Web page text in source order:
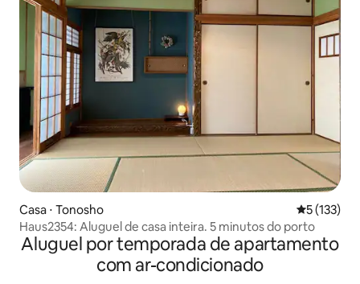
Casa ⋅ Tonosho 5 de uma
5 (133)
Haus2354: Aluguel de casa inteira. 5 minutos do porto
Aluguel por temporada de apartamento
com ar-condicionado